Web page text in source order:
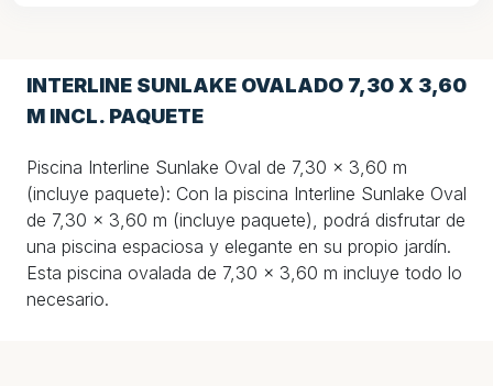
INTERLINE SUNLAKE OVALADO 7,30 X 3,60
M INCL. PAQUETE
Piscina Interline Sunlake Oval de 7,30 x 3,60 m
(incluye paquete): Con la piscina Interline Sunlake Oval
de 7,30 x 3,60 m (incluye paquete), podrá disfrutar de
una piscina espaciosa y elegante en su propio jardín.
Esta piscina ovalada de 7,30 x 3,60 m incluye todo lo
necesario.